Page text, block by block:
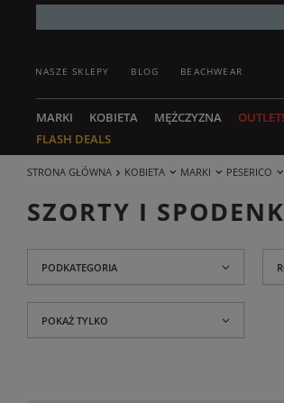
NASZE SKLEPY BLOG BEACHWEAR
MARKI KOBIETA MĘŻCZYZNA OUTLET!
FLASH DEALS
STRONA GŁÓWNA KOBIETA MARKI PESERICO
SZORTY I
PODKATEGORIA
POKAŻ TYLKO